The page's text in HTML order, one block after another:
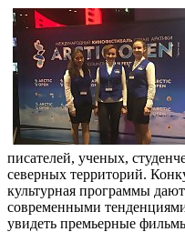
писателей, ученых,
северных территорий.
культурная программы
современными
увидеть премьерные